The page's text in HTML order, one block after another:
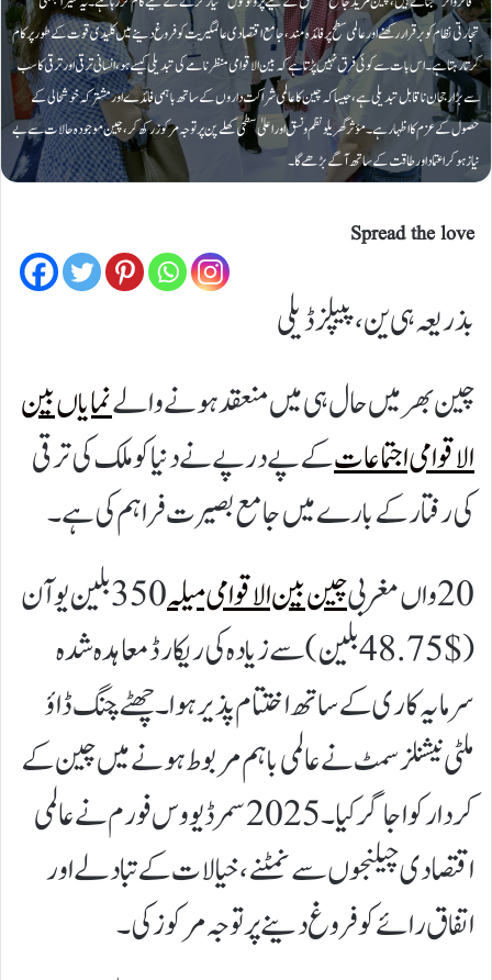
تجارتی نظام کو برقرار رکھنے اور عالمی سطح پر فائدہ مند، جامع اقتصادی عالمگیریت کو فروغ دینے میں کلیدی قوت کے طور پر کام
کرتا رہتا ہے۔ اس بات سے کوئی فرق نہیں پڑتا ہے کہ بین الاقوامی منظر نامے کی تبدیلی کیسے ہو، انسانی ترقی اور ترقی کا سب
سے بڑا رجحان ناقابل تبدیلی ہے، جیسا کہ چین کا عالمی شراکت داروں کے ساتھ باہمی فائدے اور مشترکہ خوشحالی کے
حصول کے عزم کا اظہار ہے۔ مؤثر گھریلو نظم و نسق اور اعلیٰ سطحی کھلے پن پر توجہ مرکوز رکھ کر، چین موجودہ حالات سے بے
نیاز ہوکر اعتماد اور طاقت کے ساتھ آگے بڑھے گا۔
Spread the love
بذریعہ ہی ین، پیپلز ڈیلی
چین بھر میں حال ہی میں منعقد ہونے والےنمایاں بین
الاقوامی اجتماعاتکے پے در پے نے دنیا کو ملک کی ترقی
کی رفتار کے بارے میں جامع بصیرت فراہم کی ہے۔
20 واں مغربی
چین بین الاقوامی میلہ
350 بلین یوآن
($ 48.75 بلین) سے زیادہ کی ریکارڈ معاہدہ شدہ
سرمایہ کاری کے ساتھ اختتام پذیر ہوا۔ چھٹے چنگ ڈاؤ
ملٹی نیشنلز سمٹ نے عالمی باہم مربوط ہونے میں چین کے
کردار کو اجاگر کیا۔ 2025 سمر ڈیووس فورم نے عالمی
اقتصادی چیلنجوں سے نمٹنے، خیالات کے تبادلے اور
اتفاق رائے کو فروغ دینے پر توجہ مرکوز کی۔